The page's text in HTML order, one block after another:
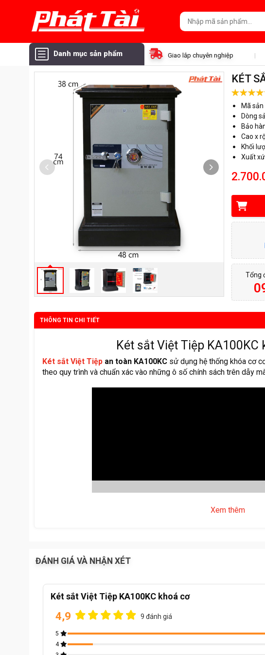
Danh mục sản phẩm Giao lắp chuyên nghiệp
KÉT
Mã
Dòng
Bảo
Cao x
Khối
Xuất
Tổng
THÔNG TIN CHI TIẾT
Két sắt Việt Tiệp KA100KC
Két sắt Việt Tiệpan toàn KA100KCsử dụng hệ thống khóa cơ
theo quy trình và chuẩn xác vào những ô số chính sách trên dẫy
Xem thêm
ĐÁNH GIÁ VÀ NHẬN XÉT
Két sắt Việt Tiệp KA100KC khoá cơ
4,9 9 đánh giá
5
4